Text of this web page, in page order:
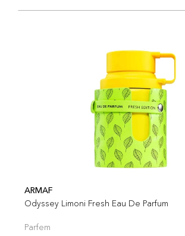
ARMAF
Odyssey Limoni Fresh Eau De Parfum
Parfem